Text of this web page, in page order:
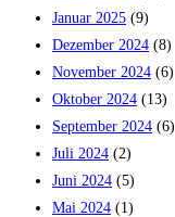
Januar 2025 (9)
Dezember 2024 (8)
November 2024 (6)
Oktober 2024 (13)
September 2024 (6)
Juli 2024 (2)
Juni 2024 (5)
Mai 2024 (1)